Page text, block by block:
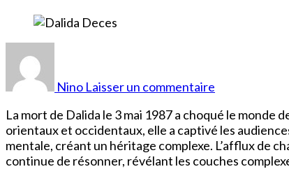
Nino Laisser un commentaire
La mort de Dalida le 3 mai 1987 a choqué le monde
orientaux et occidentaux, elle a captivé les
mentale, créant un héritage complexe. L’afflux de
continue de résonner, révélant les couches